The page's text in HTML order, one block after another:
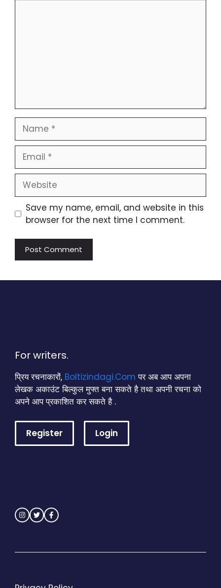
Name
Email
Website
Save my name, email, and website in this
browser for the next time I comment.
For writers.
प्रिय रचनाकारों, Boltizindagi.Com पर अब आप अपना
लेखक अकाउंट बिल्कुल मुफ्त बना सकते है तथा अपनी रचना को
अपने आप प्रकाशित कर सकते है .
Register Login